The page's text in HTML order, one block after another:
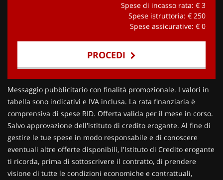
Spese di incasso rata: € 3
Spese istruttoria: € 250
Spese assicurative: € 0
PROCEDI
Contattaci
Messaggio pubblicitario con finalità promozionale. I valori in
tabella sono indicativi e IVA inclusa. La rata finanziaria è
comprensiva di spese RID. Offerta valida per il mese in corso.
Salvo approvazione dell'istituto di credito erogante. Al fine di
gestire le tue spese in modo responsabile e di conoscere
eventuali altre offerte disponibili, l'Istituto di Credito erogante
ti ricorda, prima di sottoscrivere il contratto, di prendere
visione di tutte le condizioni economiche e contrattuali,